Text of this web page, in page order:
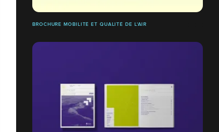
BROCHURE MOBILITÉ ET QUALITÉ DE L'AIR